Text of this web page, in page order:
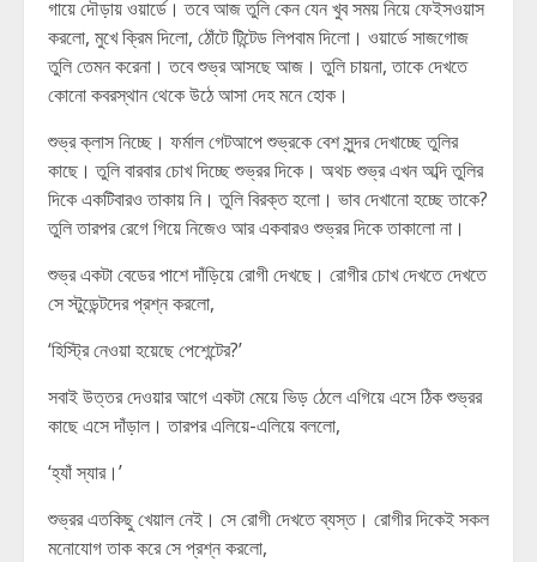
গায়ে দৌড়ায় ওয়ার্ডে। তবে আজ তুলি কেন যেন খুব সময় নিয়ে ফেইসওয়াস
করলো, মুখে ক্রিম দিলো, ঠোঁটে টিন্টেড লিপবাম দিলো। ওয়ার্ডে সাজগোজ
তুলি তেমন করেনা। তবে শুভ্র আসছে আজ। তুলি চায়না, তাকে দেখতে
কোনো কবরস্থান থেকে উঠে আসা দেহ মনে হোক।
শুভ্র ক্লাস নিচ্ছে। ফর্মাল গেটআপে শুভ্রকে বেশ সুন্দর দেখাচ্ছে তুলির
কাছে। তুলি বারবার চোখ দিচ্ছে শুভ্রর দিকে। অথচ শুভ্র এখন অব্দি তুলির
দিকে একটিবারও তাকায় নি। তুলি বিরক্ত হলো। ভাব দেখানো হচ্ছে তাকে?
তুলি তারপর রেগে গিয়ে নিজেও আর একবারও শুভ্রর দিকে তাকালো না।
শুভ্র একটা বেডের পাশে দাঁড়িয়ে রোগী দেখছে। রোগীর চোখ দেখতে দেখতে
সে স্টুডেন্টদের প্রশ্ন করলো,
‘হিস্ট্রি নেওয়া হয়েছে পেশেন্টের?’
সবাই উত্তর দেওয়ার আগে একটা মেয়ে ভিড় ঠেলে এগিয়ে এসে ঠিক শুভ্রর
কাছে এসে দাঁড়াল। তারপর এলিয়ে-এলিয়ে বললো,
‘হ্যাঁ স্যার।’
শুভ্রর এতকিছু খেয়াল নেই। সে রোগী দেখতে ব্যস্ত। রোগীর দিকেই সকল
মনোযোগ তাক করে সে প্রশ্ন করলো,